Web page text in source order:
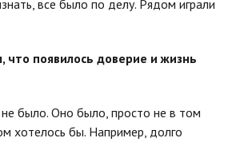
все было по делу. Рядом играли
что появилось доверие и жизнь
не было. Оно было, просто не в том
хотелось бы. Например, долго